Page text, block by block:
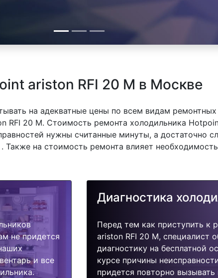
ariston RFI 20 M в Москве
на адекватные цены по всем видам
20 M. Стоимость ремонта холодильника
нужны считанные минуты, а достаточно
Также на стоимость ремонта влияет
не придется
и все
Диагностика
Перед тем как приступить к
ariston RFI 20 M, специалист
диагностику на бесплатной
курсе причины
придется повторно